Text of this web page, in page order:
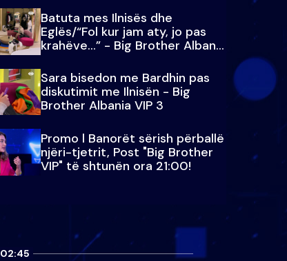
Batuta mes Ilnisës dhe
Eglës/“Fol kur jam aty, jo pas
krahëve…” - Big Brother Albania
VIP 3
Sara bisedon me Bardhin pas
diskutimit me Ilnisën - Big
Brother Albania VIP 3
Promo l Banorët sërish përballë
njëri-tjetrit, Post "Big Brother
VIP" të shtunën ora 21:00!
02:45